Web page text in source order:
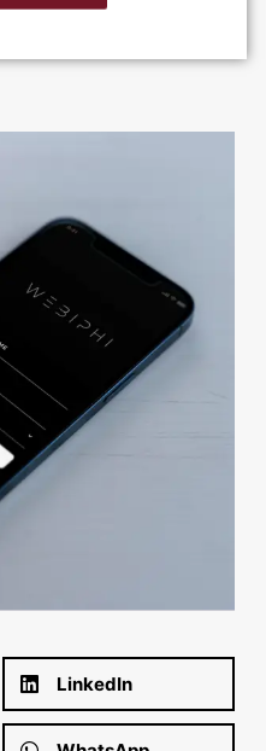
LinkedIn